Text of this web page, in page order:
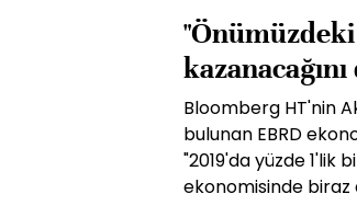
Bloomberg HT'nin
bulunan EBRD
"2019'da yüzde 1'lik
ekonomisinde biraz